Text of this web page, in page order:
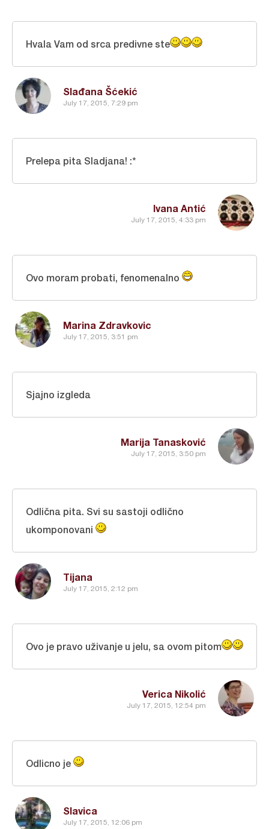
Slađana Šćekić
July 17, 2015, 7:29 pm
Hvala Vam od srca predivne ste
Ivana Antić
July 17, 2015, 4:33 pm
Prelepa pita Sladjana! :*
Marina Zdravkovic
July 17, 2015, 3:51 pm
Ovo moram probati, fenomenalno
Marija Tanasković
July 17, 2015, 3:50 pm
Sjajno izgleda
Tijana
July 17, 2015, 2:12 pm
Odlična pita. Svi su sastoji odlično
ukomponovani
Verica Nikolić
July 17, 2015, 12:54 pm
Ovo je pravo uživanje u jelu, sa ovom pitom
Slavica
July 17, 2015, 12:06 pm
Odlicno je